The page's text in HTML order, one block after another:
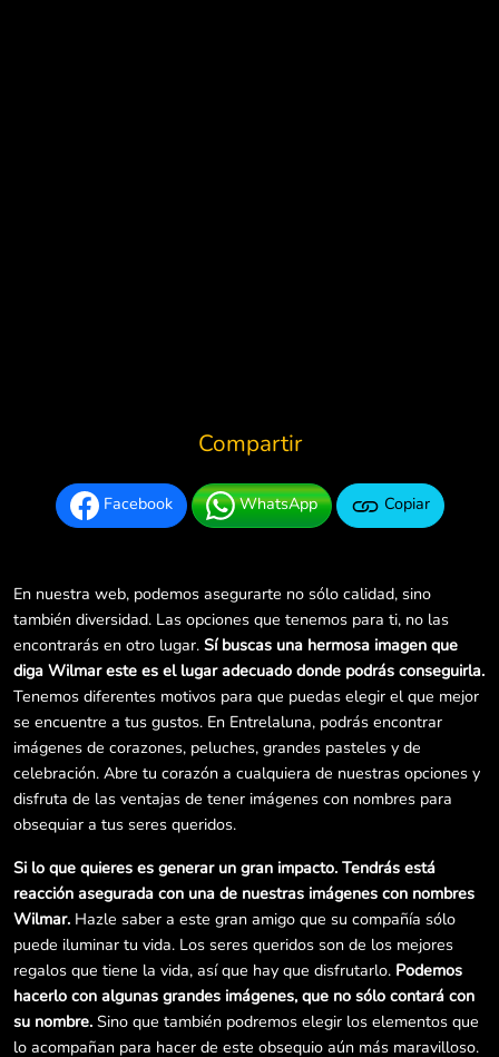
Compartir
Facebook WhatsApp Copiar
En nuestra web, podemos asegurarte no sólo calidad, sino
también diversidad. Las opciones que tenemos para ti, no las
encontrarás en otro lugar. Sí buscas una hermosa imagen que
diga Wilmar este es el lugar adecuado donde podrás conseguirla.
Tenemos diferentes motivos para que puedas elegir el que mejor
se encuentre a tus gustos. En Entrelaluna, podrás encontrar
imágenes de corazones, peluches, grandes pasteles y de
celebración. Abre tu corazón a cualquiera de nuestras opciones y
disfruta de las ventajas de tener imágenes con nombres para
obsequiar a tus seres queridos.
Si lo que quieres es generar un gran impacto. Tendrás está
reacción asegurada con una de nuestras imágenes con nombres
Wilmar. Hazle saber a este gran amigo que su compañía sólo
puede iluminar tu vida. Los seres queridos son de los mejores
regalos que tiene la vida, así que hay que disfrutarlo. Podemos
hacerlo con algunas grandes imágenes, que no sólo contará con
su nombre. Sino que también podremos elegir los elementos que
lo acompañan para hacer de este obsequio aún más maravilloso.